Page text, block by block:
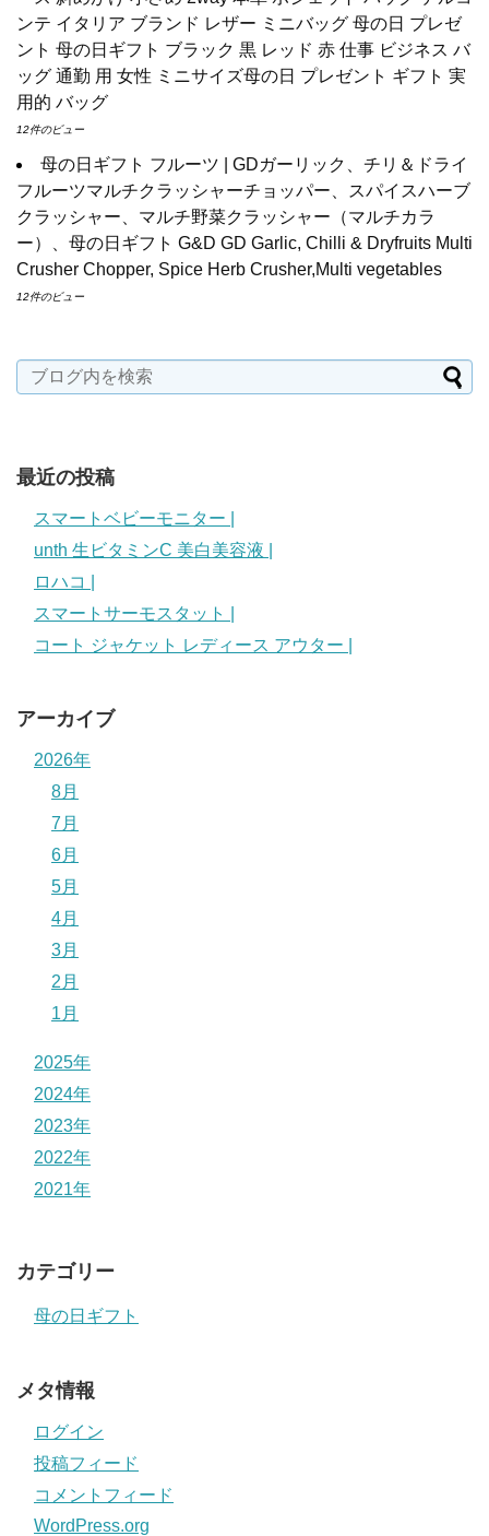
ンテ イタリア ブランド レザー ミニバッグ 母の日 プレゼ
ント 母の日ギフト ブラック 黒 レッド 赤 仕事 ビジネス バ
ッグ 通勤 用 女性 ミニサイズ母の日 プレゼント ギフト 実
用的 バッグ
12件のビュー
母の日ギフト フルーツ | GDガーリック、チリ＆ドライ
フルーツマルチクラッシャーチョッパー、スパイスハーブ
クラッシャー、マルチ野菜クラッシャー（マルチカラ
ー）、母の日ギフト G&D GD Garlic, Chilli & Dryfruits Multi
Crusher Chopper, Spice Herb Crusher,Multi vegetables
12件のビュー
最近の投稿
スマートベビーモニター |
unth 生ビタミンC 美白美容液 |
ロハコ |
スマートサーモスタット |
コート ジャケット レディース アウター |
アーカイブ
2026年
8月
7月
6月
5月
4月
3月
2月
1月
2025年
2024年
2023年
2022年
2021年
カテゴリー
母の日ギフト
メタ情報
ログイン
投稿フィード
コメントフィード
WordPress.org